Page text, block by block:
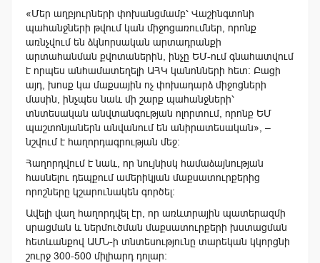
«Մեր աղբյուրների փոխանցմամբ՝ Վաշինգտոնի
պահանջների թվում կան միջոցառումներ, որոնք
առնչվում են ձկնորսական արտադրանքի
արտահանման քվոտաներին, ինչը ԵՄ-ում գնահատվում
է որպես անհամատեղելի ԱՀԿ կանոնների հետ։ Բացի
այդ, խոսք կա մաքսային ոչ փոխադարձ միջոցների
մասին, ինչպես նաև մի շարք պահանջների՝
տնտեսական անվտանգության ոլորտում, որոնք ԵՄ
պաշտոնյաներն անվանում են անիրատեսական», –
նշվում է հաղորդագրության մեջ։
Հաղորդվում է նաև, որ նույնիսկ համաձայնության
հասնելու դեպքում ամերիկյան մաքսատուրքերից
որոշները կշարունակեն գործել։
Ավելի վաղ հաղորդվել էր, որ առևտրային պատերազմի
սրացման և ներմուծման մաքսատուրքերի խստացման
հետևանքով ԱՄՆ-ի տնտեսությունը տարեկան կկորցնի
շուրջ 300-500 միլիարդ դոլար։